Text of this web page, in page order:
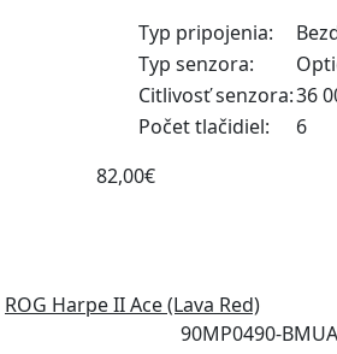
Typ pripojenia:
Typ senzora:
Citlivosť senzora:36
Počet tlačidiel:
6
82,00€
ROG Harpe II Ace (Lava Red)
90MP0490-